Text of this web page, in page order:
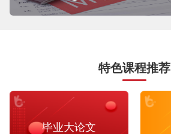
特色课程推荐
毕业大论文